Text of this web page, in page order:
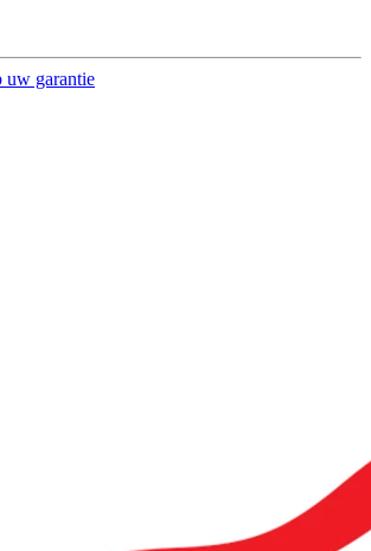
uw garantie